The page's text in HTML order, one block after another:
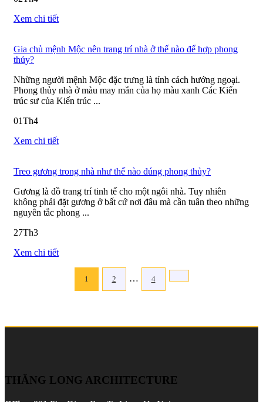
Xem chi tiết
Gia chủ mệnh Mộc nên trang trí nhà ở thế nào để hợp phong
thủy?
Những người mệnh Mộc đặc trưng là tính cách hướng ngoại.
Phong thủy nhà ở màu may mắn của họ màu xanh Các Kiến
trúc sư của Kiến trúc ...
01Th4
Xem chi tiết
Treo gương trong nhà như thế nào đúng phong thủy?
Gương là đồ trang trí tinh tế cho một ngôi nhà. Tuy nhiên
không phải đặt gương ở bất cứ nơi đâu mà cần tuân theo những
nguyên tắc phong ...
27Th3
Xem chi tiết
1 2 … 4
THĂNG LONG ARCHITECTURE